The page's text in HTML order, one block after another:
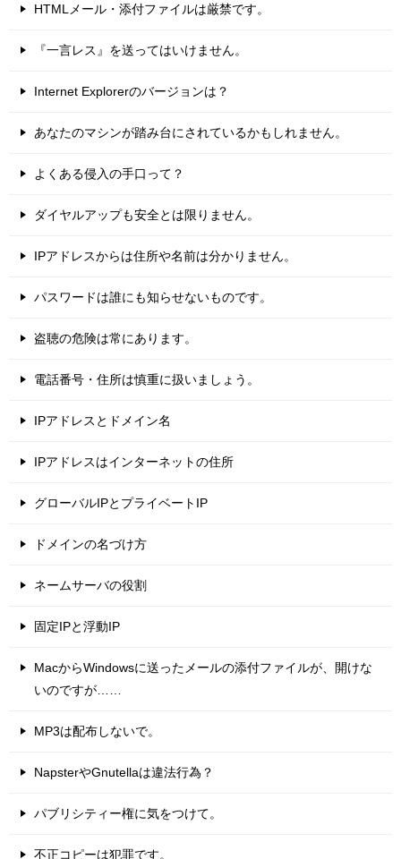
HTMLメール・添付ファイルは厳禁です。
『一言レス』を送ってはいけません。
Internet Explorerのバージョンは？
あなたのマシンが踏み台にされているかもしれません。
よくある侵入の手口って？
ダイヤルアップも安全とは限りません。
IPアドレスからは住所や名前は分かりません。
パスワードは誰にも知らせないものです。
盗聴の危険は常にあります。
電話番号・住所は慎重に扱いましょう。
IPアドレスとドメイン名
IPアドレスはインターネットの住所
グローバルIPとプライベートIP
ドメインの名づけ方
ネームサーバの役割
固定IPと浮動IP
MacからWindowsに送ったメールの添付ファイルが、開けな
いのですが……
MP3は配布しないで。
NapsterやGnutellaは違法行為？
パブリシティー権に気をつけて。
不正コピーは犯罪です。